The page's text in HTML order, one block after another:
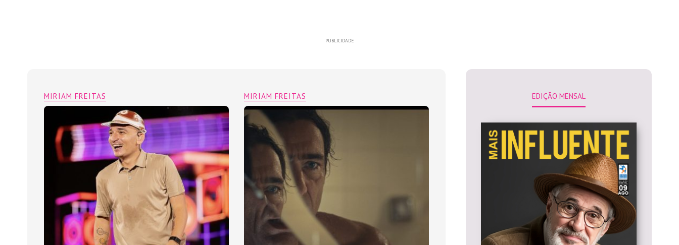
PUBLICIDADE
MIRIAM FREITAS
MIRIAM FREITAS EDIÇÃO MENSAL